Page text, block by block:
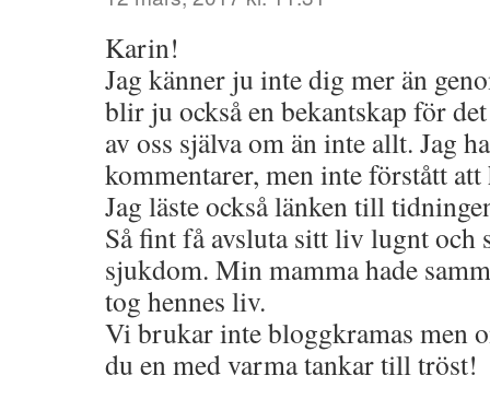
Karin!
Jag känner ju inte dig mer än
blir ju också en bekantskap för
av oss själva om än inte allt. Jag
kommentarer, men inte förstått
Jag läste också länken till
Så fint få avsluta sitt liv lugnt och
sjukdom. Min mamma hade
tog hennes liv.
Vi brukar inte bloggkramas men
du en med varma tankar till tröst!